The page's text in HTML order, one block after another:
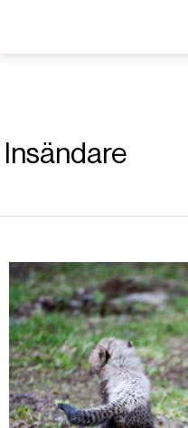
Insändare